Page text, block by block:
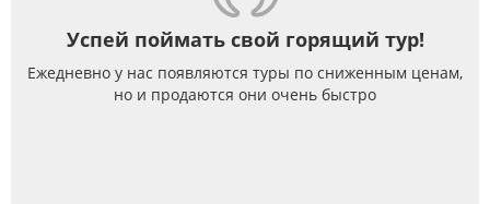
Успей поймать свой горящий тур!
Ежедневно у нас появляются туры по сниженным ценам,
но и продаются они очень быстро